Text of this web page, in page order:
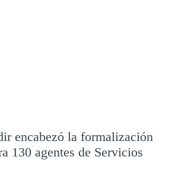
encabezó la formalización
130 agentes de Servicios